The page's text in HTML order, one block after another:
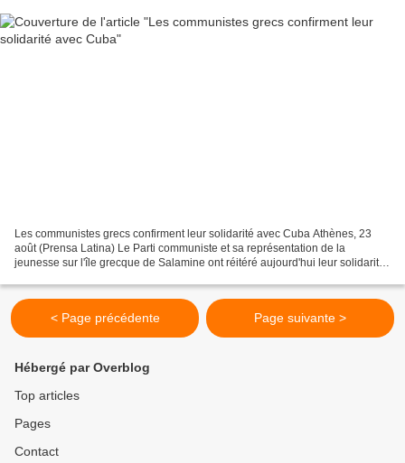
Les communistes grecs confirment leur solidarité avec Cuba Athènes, 23
août (Prensa Latina) Le Parti communiste et sa représentation de la
jeunesse sur l'île grecque de Salamine ont réitéré aujourd'hui leur solidarité
< Page précédente Page suivante >
Hébergé par Overblog
Top articles
Pages
Contact